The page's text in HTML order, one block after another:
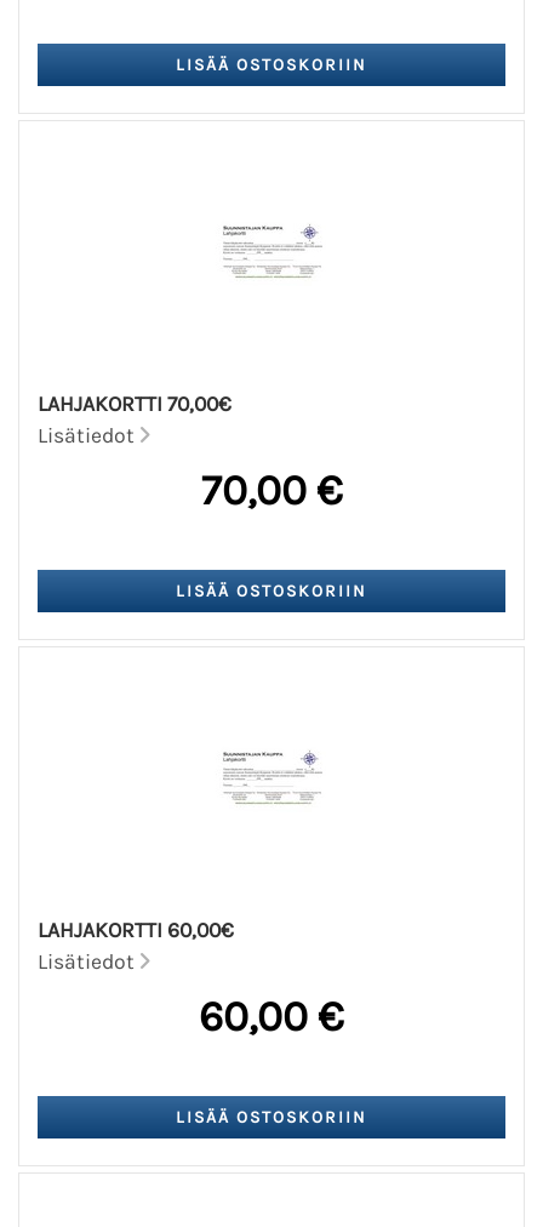
LAHJAKORTTI 70,00€
Lisätiedot
70,00 €
LAHJAKORTTI 60,00€
Lisätiedot
60,00 €